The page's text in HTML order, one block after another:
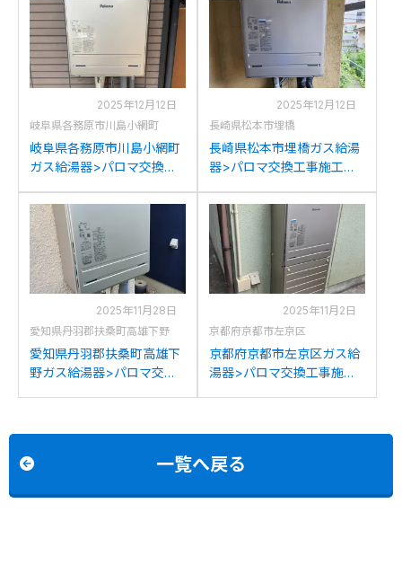
2023SAWへの交換
の交換
2025年12月12日
岐阜県各務原市川島小網町
岐阜県各務原市川島小網町
ガス給湯器>パロマ交換工
2008SAWからパロマFH-
2023SAWへの交換
2025年12月12日
長崎県松本市埋橋
長崎県松本市埋橋ガス給湯
器>パロマ交換工事施工事
2008SAWXからパロマFH-
2023SAWへの交換
2025年11月28日
愛知県丹羽郡扶桑町高雄下野
愛知県丹羽郡扶桑町高雄下
野ガス給湯器>パロマ交換
2025年11月2日
京都府京都市左京区
京都府京都市左京区ガス給
湯器>パロマ交換工事施工
一覧へ戻る